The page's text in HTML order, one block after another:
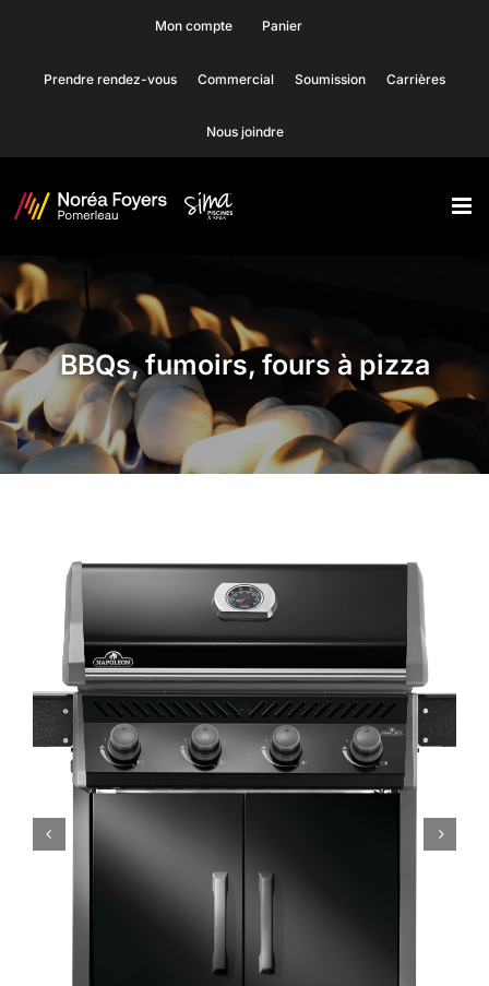
content
Mon compte Panier
Prendre rendez-vous Commercial Soumission Carrières
Nous joindre
BBQs, fumoirs, fours à pizza